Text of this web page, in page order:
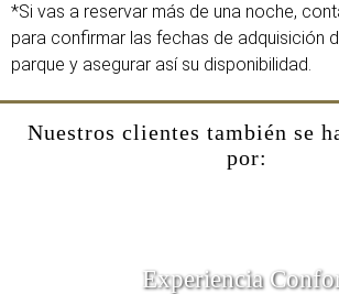
*Si vas a reservar más de una noche,
para confirmar las fechas de adquisición
parque y asegurar así su disponibilidad.
Nuestros clientes también se
por:
Experiencia